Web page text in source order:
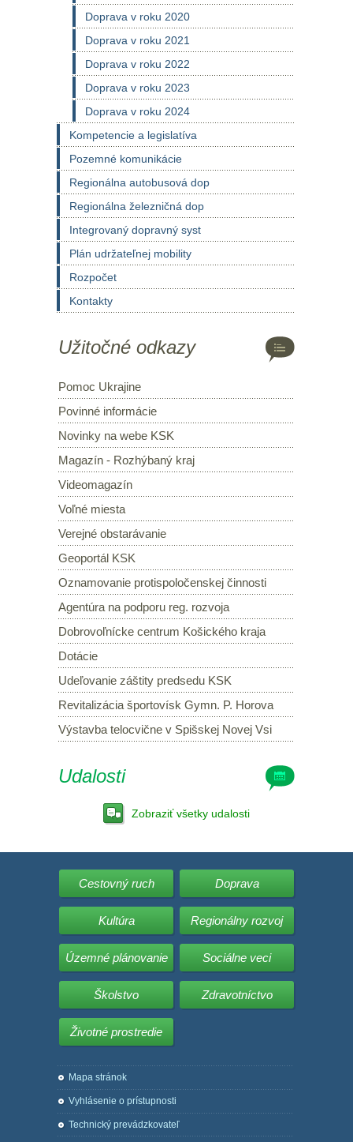
Doprava v roku 2020
Doprava v roku 2021
Doprava v roku 2022
Doprava v roku 2023
Doprava v roku 2024
Kompetencie a legislatíva
Pozemné komunikácie
Regionálna autobusová dop
Regionálna železničná dop
Integrovaný dopravný syst
Plán udržateľnej mobility
Rozpočet
Kontakty
Užitočné odkazy
Pomoc Ukrajine
Povinné informácie
Novinky na webe KSK
Magazín - Rozhýbaný kraj
Videomagazín
Voľné miesta
Verejné obstarávanie
Geoportál KSK
Oznamovanie protispoločenskej činnosti
Agentúra na podporu reg. rozvoja
Dobrovoľnícke centrum Košického kraja
Dotácie
Udeľovanie záštity predsedu KSK
Revitalizácia športovísk Gymn. P. Horova
Výstavba telocvične v Spišskej Novej Vsi
Udalosti
Zobraziť všetky udalosti
Cestovný ruch Doprava
Kultúra Regionálny rozvoj
Územné plánovanie Sociálne veci
Školstvo Zdravotníctvo
Životné prostredie
Mapa stránok
Vyhlásenie o prístupnosti
Technický prevádzkovateľ